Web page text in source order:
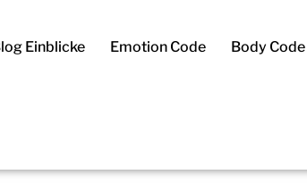
Einblicke Emotion Code Body Code